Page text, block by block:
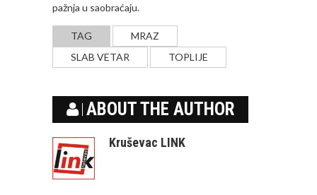
pažnja u saobraćaju.
TAG
MRAZ
SLAB VETAR
TOPLIJE
ABOUT THE AUTHOR
Kruševac LINK